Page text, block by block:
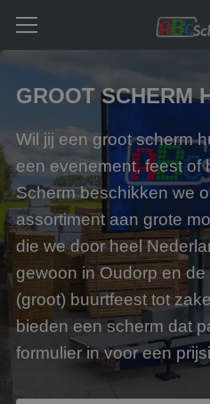
GROOT SCHERM
Wil jij een groot scherm
een evenement, feest of
Scherm beschikken we
assortiment aan grote
die we door heel
gewoon in Oudorp en
(groot) buurtfeest tot
bieden een scherm dat
formulier in voor een